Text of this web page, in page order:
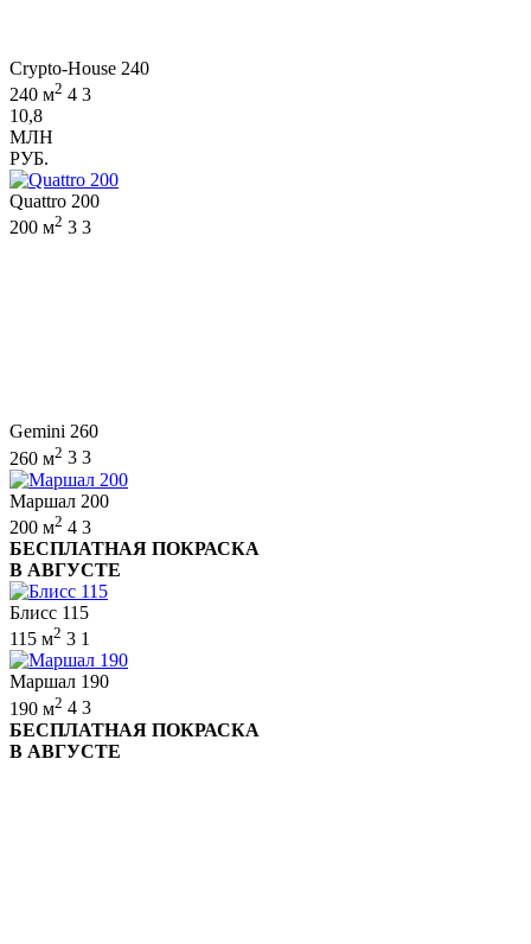
Crypto-House 240
240 м2 4 3
10,8
МЛН
РУБ.
Quattro 200
200 м2 3 3
Gemini 260
260 м2 3 3
Маршал 200
200 м2 4 3
БЕСПЛАТНАЯ ПОКРАСКА
В АВГУСТЕ
Блисс 115
115 м2 3 1
Маршал 190
190 м2 4 3
БЕСПЛАТНАЯ ПОКРАСКА
В АВГУСТЕ